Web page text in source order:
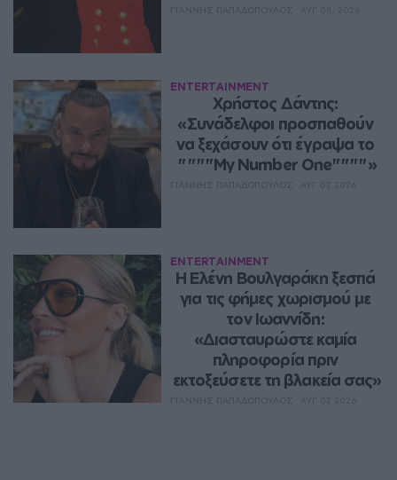
ENTERTAINMENT
Χρήστος Δάντης:
«Συνάδελφοι προσπαθούν
να ξεχάσουν ότι έγραψα το
""""My Number One""""»
ENTERTAINMENT
Η Ελένη Βουλγαράκη ξεσπά
για τις φήμες χωρισμού με
τον Ιωαννίδη:
«Διασταυρώστε καμία
πληροφορία πριν
εκτοξεύσετε τη βλακεία σας»